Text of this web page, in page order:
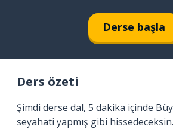
Derse başla
Ders özeti
Şimdi derse dal, 5 dakika içinde
seyahati yapmış gibi hissedeceksin.